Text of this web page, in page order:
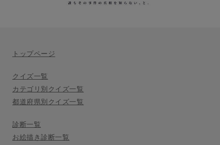
トップページ
クイズ一覧
カテゴリ別クイズ一覧
都道府県別クイズ一覧
診断一覧
お絵描き診断一覧